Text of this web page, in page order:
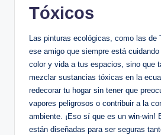
Tóxicos
Las pinturas ecológicas, como las de
ese amigo que siempre está
color y vida a tus espacios, sino que
mezclar sustancias tóxicas en la
redecorar tu hogar sin tener que
vapores peligrosos o contribuir a la
ambiente. ¡Eso sí que es un win-win!
están diseñadas para ser seguras